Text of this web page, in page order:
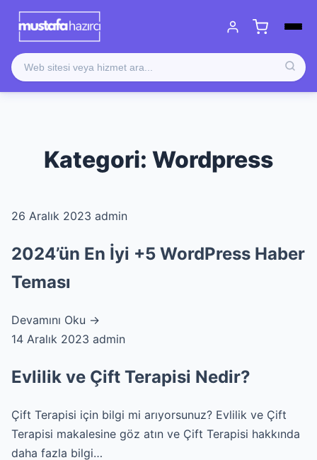
Kategori: Wordpress
26 Aralık 2023 admin
2024’ün En İyi +5 WordPress Haber
Teması
Devamını Oku →
14 Aralık 2023 admin
Evlilik ve Çift Terapisi Nedir?
Çift Terapisi için bilgi mi arıyorsunuz? Evlilik ve Çift
Terapisi makalesine göz atın ve Çift Terapisi hakkında
daha fazla bilgi…